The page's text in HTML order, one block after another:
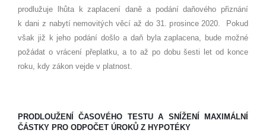
prodlužuje lhůta k zaplacení daně a podání daňového přiznání
k dani z nabytí nemovitých věcí až do 31. prosince 2020. Pokud
však již k jeho podání došlo a daň byla zaplacena, bude možné
požádat o vrácení přeplatku, a to až po dobu šesti let od konce
roku, kdy zákon vejde v platnost.
PRODLOUŽENÍ ČASOVÉHO TESTU A SNÍŽENÍ MAXIMÁLNÍ
ČÁSTKY PRO ODPOČET ÚROKŮ Z HYPOTÉKY